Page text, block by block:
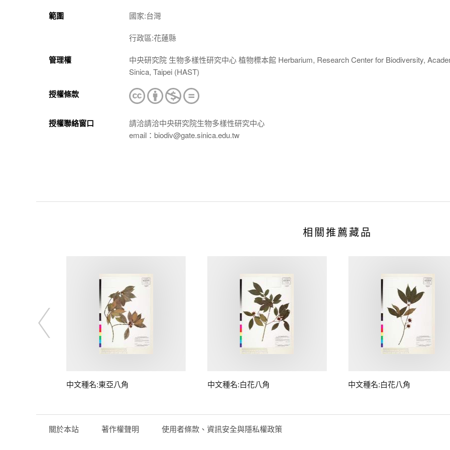
範圍 國家:台灣
行政區:花蓮縣
管理權
中央研究院 生物多樣性研究中心 植物標本館 Herbarium, Research Center for Biodiversity,
Sinica, Taipei (HAST)
授權條款
授權聯絡窗口
請洽請洽中央研究院生物多樣性研究中心
email：biodiv@gate.sinica.edu.tw
相關推薦藏品
中文種名:東亞八角 中文種名:白花八角 中文種名:白花八角
關於本站 著作權聲明 使用者條款、資訊安全與隱私權政策